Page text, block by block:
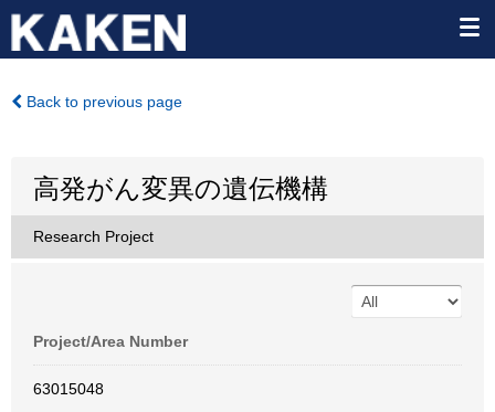
Back to previous page
高発がん変異の遺伝機構
Research Project
Project/Area Number
63015048